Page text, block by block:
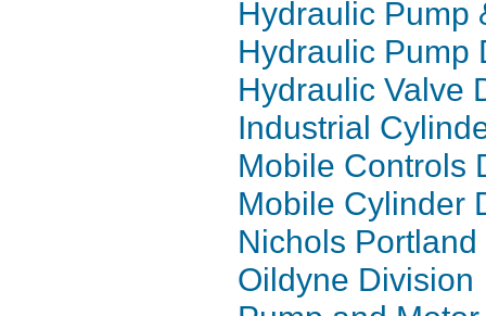
Hydraulic Pump
Hydraulic Pump
Hydraulic Valve
Industrial
Mobile Controls
Mobile Cylinder
Nichols
Oildyne Division